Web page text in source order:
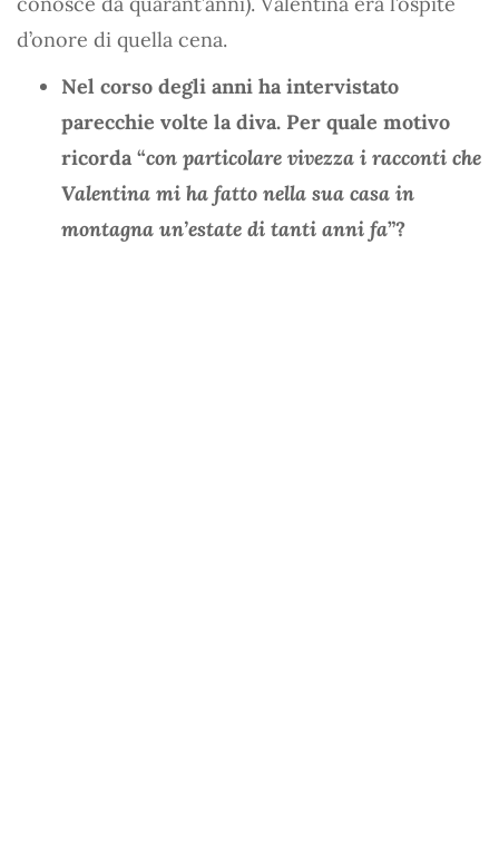
d’onore di quella cena.
Nel corso degli anni ha intervistato
parecchie volte la diva. Per quale motivo
ricorda “con particolare vivezza i racconti che
Valentina mi ha fatto nella sua casa in
montagna un’estate di tanti anni fa”?